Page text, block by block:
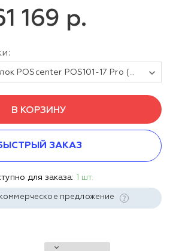
169 р.
Сенсорный моноблок POScenter POS101-17 Pro (17", PCAP, N100, RAM 4Gb, SSD M2 128Gb, MSR) без ОС
В КОРЗИНУ
ЗАКАЗ
для заказа: 1 шт.
предложение